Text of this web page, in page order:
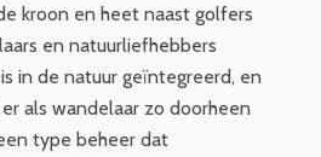
kroon en heet naast golfers
en natuurliefhebbers
in de natuur geïntegreerd, en
als wandelaar zo doorheen
type beheer dat